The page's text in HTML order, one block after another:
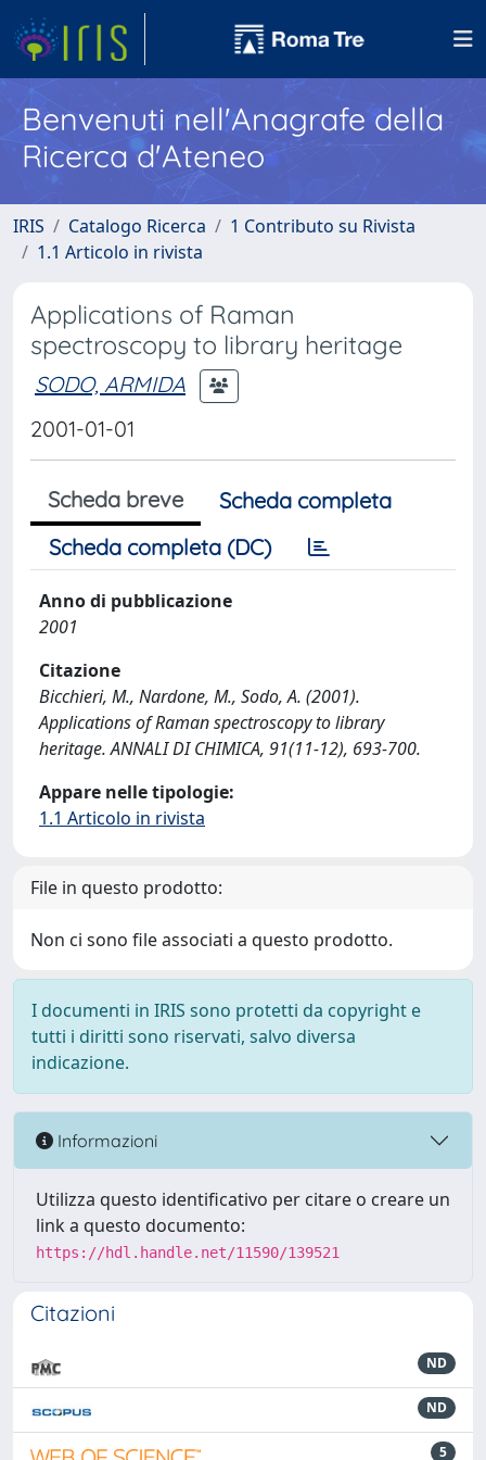
Benvenuti nell'Anagrafe della
Ricerca d'Ateneo
IRIS Catalogo Ricerca
1 Contributo su Rivista
1.1 Articolo in rivista
Applications of Raman
spectroscopy to library heritage
SODO, ARMIDA
2001-01-01
Scheda breve
Scheda completa
Scheda completa (DC)
Anno di pubblicazione
2001
Citazione
Bicchieri, M., Nardone, M., Sodo, A. (2001).
Applications of Raman spectroscopy to library
heritage. ANNALI DI CHIMICA, 91(11-12), 693-700.
Appare nelle tipologie:
1.1 Articolo in rivista
File in questo prodotto:
Non ci sono file associati a questo prodotto.
I documenti in IRIS sono protetti da copyright e
tutti i diritti sono riservati, salvo diversa
indicazione.
Informazioni
Utilizza questo identificativo per citare o creare un
link a questo documento:
https://hdl.handle.net/11590/139521
Citazioni
ND
ND
5